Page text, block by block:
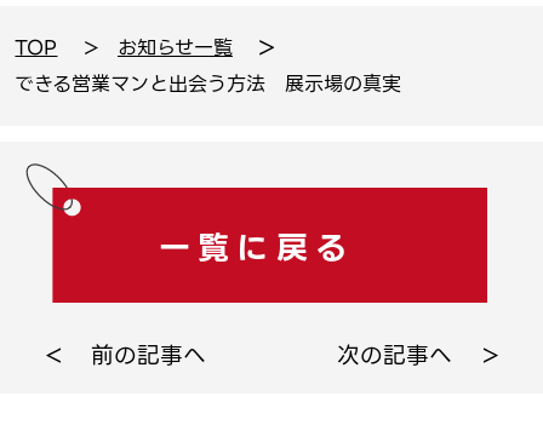
TOP
お知らせ一覧
できる営業マンと出会う方法 展示場の真実
前の記事へ
一覧に戻る
次の記事へ